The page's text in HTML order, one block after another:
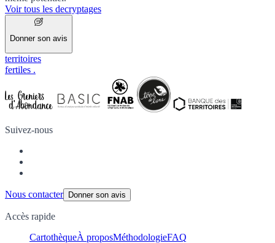
Voir tous les decryptages
Donner son avis
territoires
fertiles .
Suivez-nous
Nous contacter Donner son avis
Accès rapide
CartothèqueÀ proposMéthodologieFAQ